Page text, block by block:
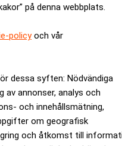
på denna webbplats.
policyoch vår
dessa syften: Nödvändiga
av annonser, analys och
och innehållsmätning,
om geografisk
och åtkomst till